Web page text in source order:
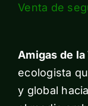
Venta de
Amigas de
ecologista
y global